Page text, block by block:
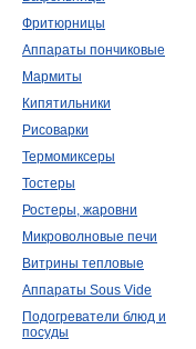
Фритюрницы
Аппараты пончиковые
Мармиты
Кипятильники
Рисоварки
Термомиксеры
Тостеры
Ростеры, жаровни
Микроволновые печи
Витрины тепловые
Аппараты Sous Vide
Подогреватели блюд и
посуды